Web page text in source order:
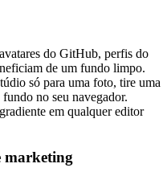
do GitHub, perfis do
de um fundo limpo.
só para uma foto, tire uma
no seu navegador.
em qualquer editor
marketing